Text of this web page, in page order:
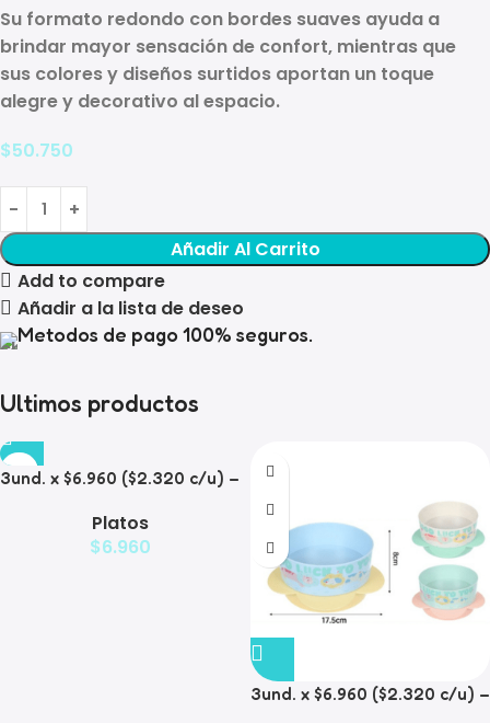
Su formato redondo con bordes suaves ayuda a
brindar mayor sensación de confort, mientras que
sus colores y diseños surtidos aportan un toque
alegre y decorativo al espacio.
$50.750
Añadir Al Carrito
Add to compare
Añadir a la lista de deseo
Metodos de pago 100% seguros.
Ultimos productos
3und. x $6.960 ($2.320 c/u) –
Diamante
Platos
$6.960
3und. x $6.960 ($2.320 c/u) –